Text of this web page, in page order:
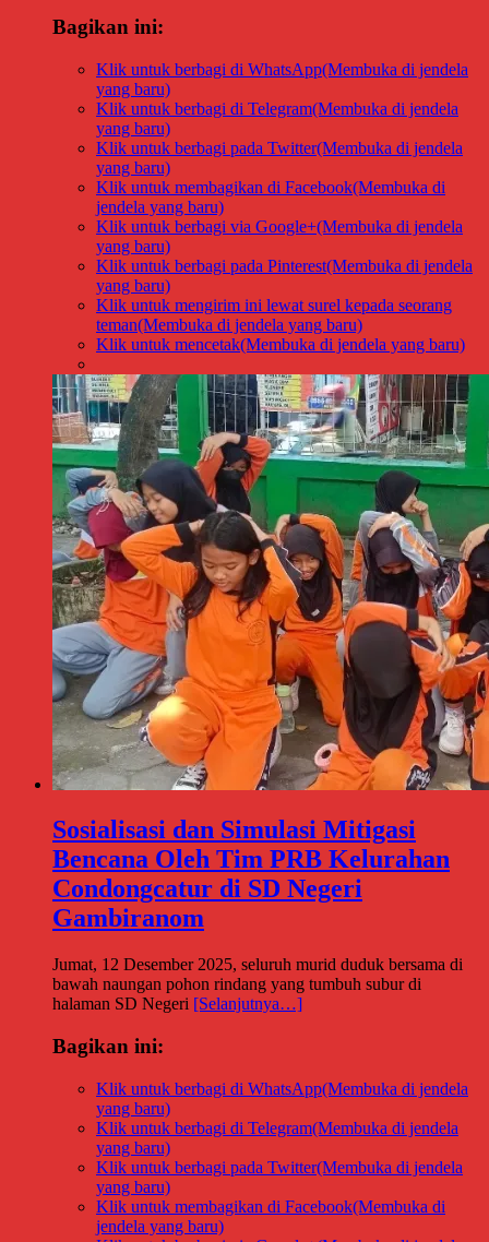
Bagikan ini:
Klik untuk berbagi di WhatsApp(Membuka di jendela
yang baru)
Klik untuk berbagi di Telegram(Membuka di jendela
yang baru)
Klik untuk berbagi pada Twitter(Membuka di jendela
yang baru)
Klik untuk membagikan di Facebook(Membuka di
jendela yang baru)
Klik untuk berbagi via Google+(Membuka di jendela
yang baru)
Klik untuk berbagi pada Pinterest(Membuka di jendela
yang baru)
Klik untuk mengirim ini lewat surel kepada seorang
teman(Membuka di jendela yang baru)
Klik untuk mencetak(Membuka di jendela yang baru)
Sosialisasi dan Simulasi Mitigasi
Bencana Oleh Tim PRB Kelurahan
Condongcatur di SD Negeri
Gambiranom
Jumat, 12 Desember 2025, seluruh murid duduk bersama di
bawah naungan pohon rindang yang tumbuh subur di
halaman SD Negeri [Selanjutnya…]
Bagikan ini:
Klik untuk berbagi di WhatsApp(Membuka di jendela
yang baru)
Klik untuk berbagi di Telegram(Membuka di jendela
yang baru)
Klik untuk berbagi pada Twitter(Membuka di jendela
yang baru)
Klik untuk membagikan di Facebook(Membuka di
jendela yang baru)